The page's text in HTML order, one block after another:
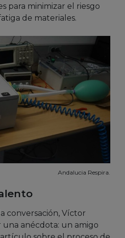
para minimizar el riesgo
de materiales.
Andalucia Respira.
conversación, Víctor
una anécdota: un amigo